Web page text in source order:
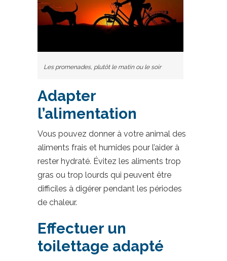
Les promenades, plutôt le matin ou le soir
Adapter
l’alimentation
Vous pouvez donner à votre animal des
aliments frais et humides pour l’aider à
rester hydraté. Évitez les aliments trop
gras ou trop lourds qui peuvent être
difficiles à digérer pendant les périodes
de chaleur.
Effectuer un
toilettage adapté